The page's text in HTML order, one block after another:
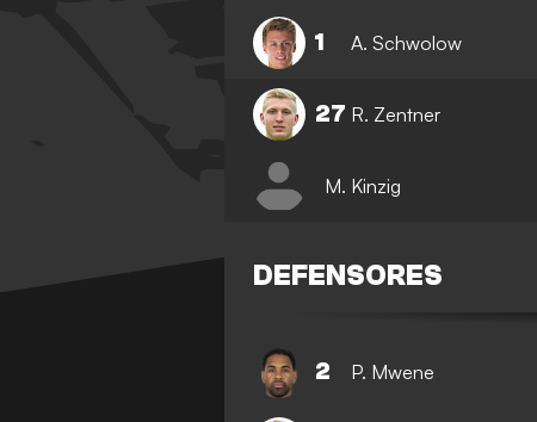
1 A. Schwolow
27 R. Zentner
M. Kinzig
DEFENSORES
2 P. Mwene